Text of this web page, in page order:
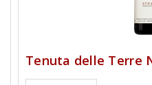
Tenuta delle Terre